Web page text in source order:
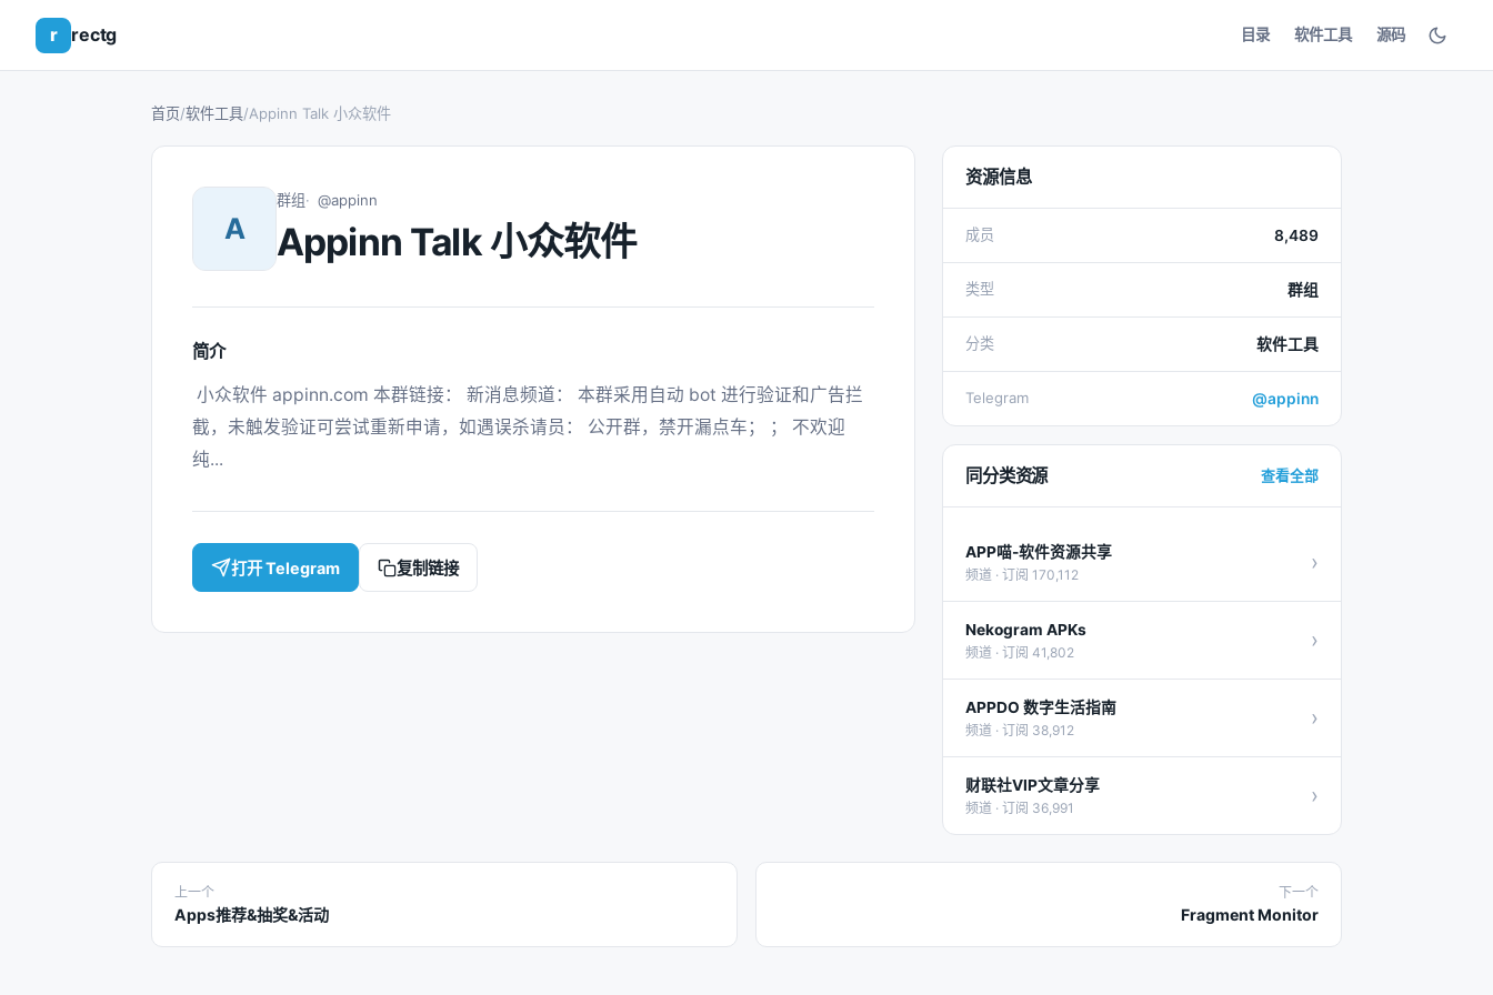
r rectg 目录 软件工具 源码
首页/软件工具/Appinn Talk 小众软件
A
群组 @appinn
Appinn Talk 小众软件
简介
截，未触发验证可尝试重新申请，如遇误杀请员： 公开群，禁开漏点车； ； 不欢迎
纯...
打开 Telegram 复制链接
资源信息
成员 8,489
类型 群组
分类 软件工具
Telegram @appinn
同分类资源 查看全部
APP喵-软件资源共享
频道 · 订阅 170,112 ›
Nekogram APKs
频道 · 订阅 41,802 ›
APPDO 数字生活指南
频道 · 订阅 38,912 ›
财联社VIP文章分享
频道 · 订阅 36,991 ›
上一个
Apps推荐&抽奖&活动
下一个
Fragment Monitor